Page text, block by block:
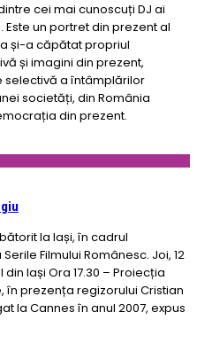
cei mai cunoscuți DJ ai
un portret din prezent al
și-a căpătat propriul
și imagini din prezent,
a întâmplărilor
societăți, din România
din prezent.
la Iași, în cadrul
Filmului Românesc. Joi, 12
Iași Ora 17.30 – Proiecția
în prezența regizorului Cristian
la Cannes în anul 2007, expus